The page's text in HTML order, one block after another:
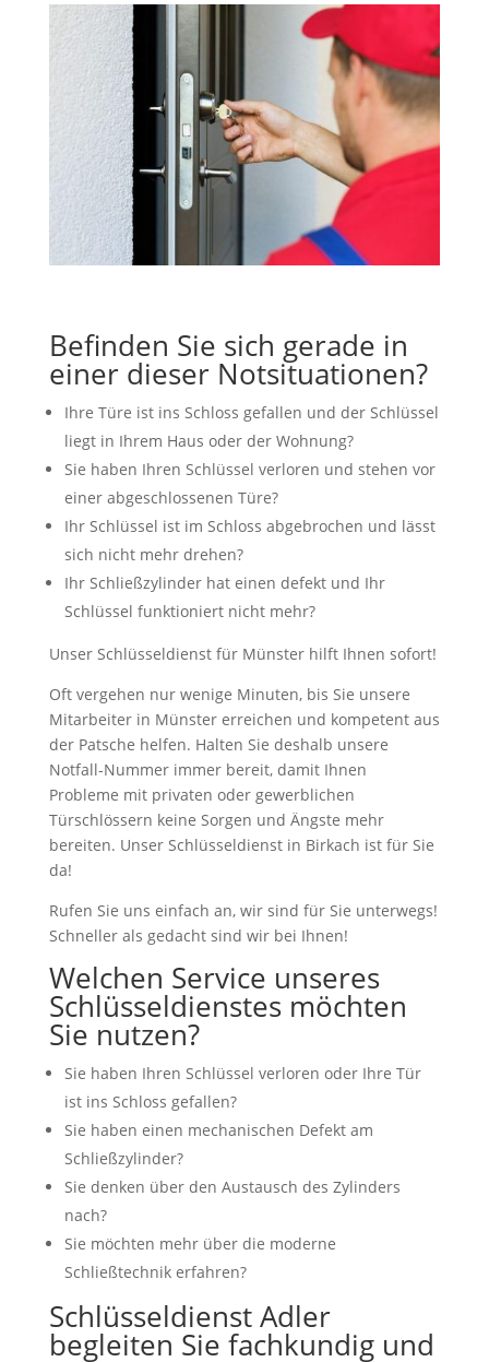
Befinden Sie sich gerade in
einer dieser Notsituationen?
Ihre Türe ist ins Schloss gefallen und der Schlüssel
liegt in Ihrem Haus oder der Wohnung?
Sie haben Ihren Schlüssel verloren und stehen vor
einer abgeschlossenen Türe?
Ihr Schlüssel ist im Schloss abgebrochen und lässt
sich nicht mehr drehen?
Ihr Schließzylinder hat einen defekt und Ihr
Schlüssel funktioniert nicht mehr?
Unser Schlüsseldienst für Münster hilft Ihnen sofort!
Oft vergehen nur wenige Minuten, bis Sie unsere
Mitarbeiter in Münster erreichen und kompetent aus
der Patsche helfen. Halten Sie deshalb unsere
Notfall-Nummer immer bereit, damit Ihnen
Probleme mit privaten oder gewerblichen
Türschlössern keine Sorgen und Ängste mehr
bereiten. Unser Schlüsseldienst in Birkach ist für Sie
da!
Rufen Sie uns einfach an, wir sind für Sie unterwegs!
Schneller als gedacht sind wir bei Ihnen!
Welchen Service unseres
Schlüsseldienstes möchten
Sie nutzen?
Sie haben Ihren Schlüssel verloren oder Ihre Tür
ist ins Schloss gefallen?
Sie haben einen mechanischen Defekt am
Schließzylinder?
Sie denken über den Austausch des Zylinders
nach?
Sie möchten mehr über die moderne
Schließtechnik erfahren?
Schlüsseldienst Adler
begleiten Sie fachkundig und